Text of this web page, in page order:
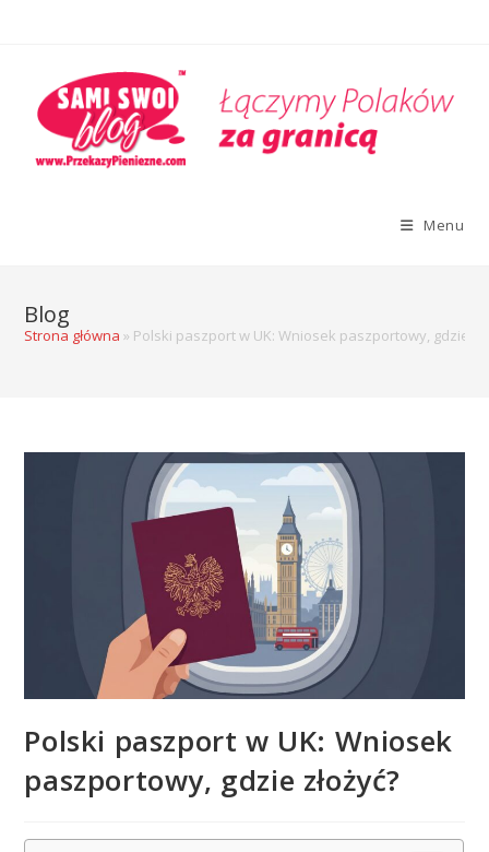
Menu
Blog
Strona główna » Polski paszport w UK: Wniosek paszportowy, gdzie
Polski paszport w UK: Wniosek
paszportowy, gdzie złożyć?